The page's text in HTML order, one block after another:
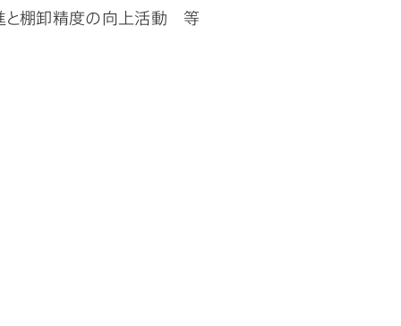
と棚卸精度の向上活動 等